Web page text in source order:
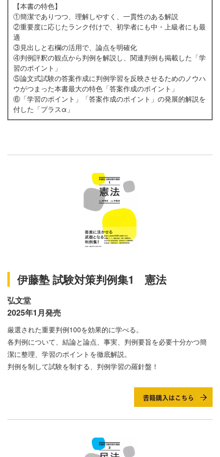
【本書の特色】
①簡潔でありつつ、理解しやすく、一貫性のある解説
②重要度に応じたランク付けで、初学者にも中・上級者にも最
適
③見出しと右欄の活用で、論点を明確化
④判例評釈の観点から判例を解説し、関連判例も掲載した「学
習のポイント」
⑤論文式試験の答案作成に判例学習を反映させるためのノウハ
ウがつまった本書最大の特色「答案作成のポイント」
⑥「学習のポイント」「答案作成のポイント」の発展的解説を
付した「プラスα」
伊藤塾 試験対策判例集1 憲法
弘文堂
2025年1月発売
厳選された重要判例100を効果的に学べる。
各判例について、結論と論点、事実、判例要旨を必要十分かつ簡
潔に整理、学習のポイントを徹底解説。
判例を制して試験を制する、判例学習の羅針盤！